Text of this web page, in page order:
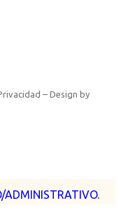
– Design by